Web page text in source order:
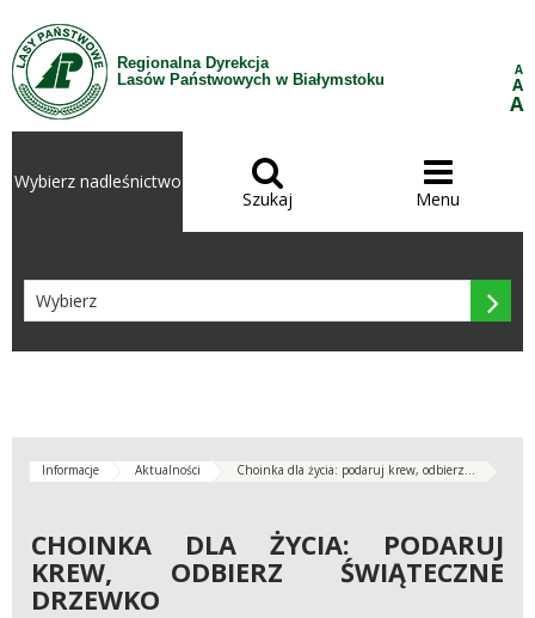
Przejdź do treści
Regionalna Dyrekcja
Lasów Państwowych w Białymstoku
A
A
A
Wybierz nadleśnictwo 
Szukaj

Menu

Informacje Aktualności Choinka dla życia: podaruj krew, odbierz...
CHOINKA DLA ŻYCIA: PODARUJ
KREW, ODBIERZ ŚWIĄTECZNE
DRZEWKO